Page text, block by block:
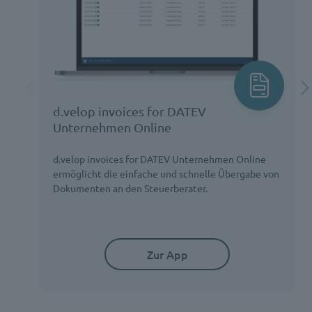
d.velop invoices for DATEV
Unternehmen Online
d.velop invoices for DATEV Unternehmen Online
ermöglicht die einfache und schnelle Übergabe von
Dokumenten an den Steuerberater.
Zur App